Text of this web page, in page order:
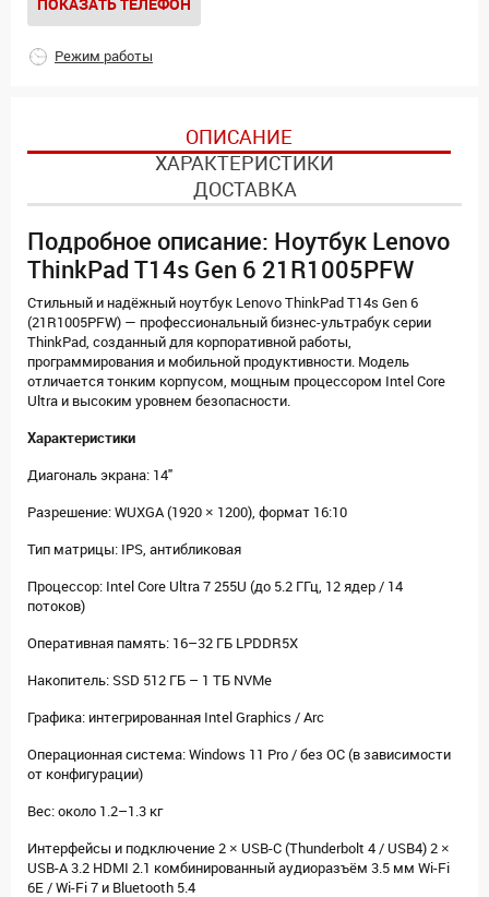
ПОКАЗАТЬ ТЕЛЕФОН
Режим работы
ОПИСАНИЕ
ХАРАКТЕРИСТИКИ
ДОСТАВКА
Подробное описание: Ноутбук Lenovo
ThinkPad T14s Gen 6 21R1005PFW
Стильный и надёжный ноутбук Lenovo ThinkPad T14s Gen 6
(21R1005PFW) — профессиональный бизнес-ультрабук серии
ThinkPad, созданный для корпоративной работы,
программирования и мобильной продуктивности. Модель
отличается тонким корпусом, мощным процессором Intel Core
Ultra и высоким уровнем безопасности.
Характеристики
Диагональ экрана: 14"
Разрешение: WUXGA (1920 × 1200), формат 16:10
Тип матрицы: IPS, антибликовая
Процессор: Intel Core Ultra 7 255U (до 5.2 ГГц, 12 ядер / 14
потоков)
Оперативная память: 16–32 ГБ LPDDR5X
Накопитель: SSD 512 ГБ – 1 ТБ NVMe
Графика: интегрированная Intel Graphics / Arc
Операционная система: Windows 11 Pro / без ОС (в зависимости
от конфигурации)
Вес: около 1.2–1.3 кг
Интерфейсы и подключение 2 × USB-C (Thunderbolt 4 / USB4) 2 ×
USB-A 3.2 HDMI 2.1 комбинированный аудиоразъём 3.5 мм Wi-Fi
6E / Wi-Fi 7 и Bluetooth 5.4